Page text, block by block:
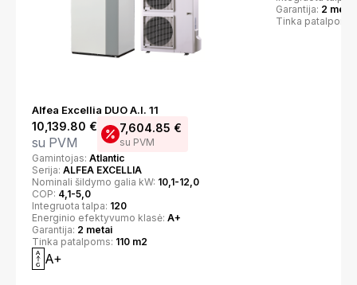
Alfea Excellia DUO A.I. 11
10,139.80 €
su PVM
7,604.85 €
su PVM
Gamintojas: Atlantic
Serija: ALFEA EXCELLIA
Nominali šildymo galia kW: 10,1-12,0
COP: 4,1-5,0
Integruota talpa: 120
Energinio efektyvumo klasė: A+
Garantija: 2 metai
Tinka patalpoms: 110 m2
A+
Garantija: 2 metai
Tinka